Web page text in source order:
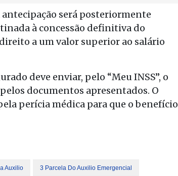
antecipação será posteriormente
à concessão definitiva do
a um valor superior ao salário
deve enviar, pelo “Meu INSS”, o
documentos apresentados. O
perícia médica para que o benefício
Auxilio 3 Parcela Do Auxilio Emergencial